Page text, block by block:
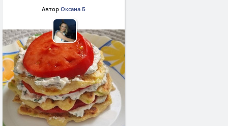
Автор Оксана Б